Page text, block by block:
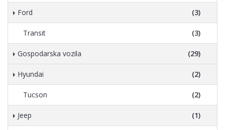
Ford (3)
Transit (3)
Gospodarska vozila (29)
Hyundai (2)
Tucson (2)
Jeep (1)